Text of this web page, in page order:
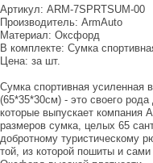
Артикул: ARM-7SPRTSUM-00
Производитель: ArmAuto
Материал: Оксфорд
В комплекте: Сумка
Цена: за шт.
Сумка спортивная усиленная
(65*35*30см) - это своего рода
которые выпускает компания
размеров сумка, целых 65
добротному туристическому
той, из которой пошиты и